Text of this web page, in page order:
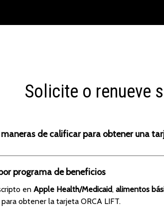
Solicite o renueve
de calificar para obtener una
programa de beneficios
en Apple Health/Medicaid, alimentos
obtener la tarjeta ORCA LIFT.